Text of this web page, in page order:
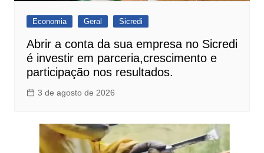
Economia Geral Sicredi
Abrir a conta da sua empresa no Sicredi
é investir em parceria,crescimento e
participação nos resultados.
3 de agosto de 2026